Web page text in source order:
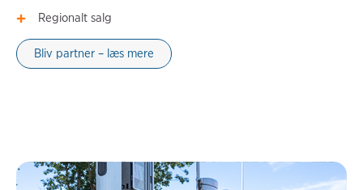
Regionalt salg
Bliv partner – læs mere